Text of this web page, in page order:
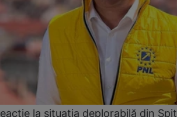
la situația deplorabilă din